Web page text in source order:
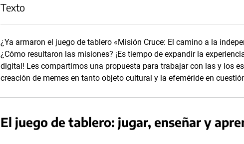
Texto
¿Ya armaron el juego de tablero «Misión Cruce: El camino a la
¿Cómo resultaron las misiones? ¡Es tiempo de expandir la
digital! Les compartimos una propuesta para trabajar con las y los
creación de memes en tanto objeto cultural y la efeméride en
El juego de tablero: jugar, enseñar y